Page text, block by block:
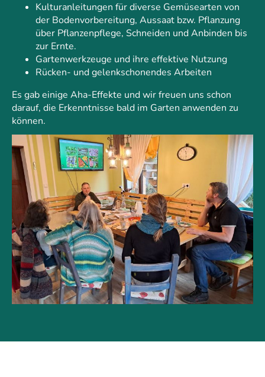
Kulturanleitungen für diverse Gemüsearten von
der Bodenvorbereitung, Aussaat bzw. Pflanzung
über Pflanzenpflege, Schneiden und Anbinden bis
zur Ernte.
Gartenwerkzeuge und ihre effektive Nutzung
Rücken- und gelenkschonendes Arbeiten
Es gab einige Aha-Effekte und wir freuen uns schon
darauf, die Erkenntnisse bald im Garten anwenden zu
können.